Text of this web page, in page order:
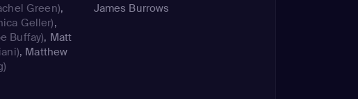
Green),
Geller),
Buffay), Matt
, Matthew
James Burrows